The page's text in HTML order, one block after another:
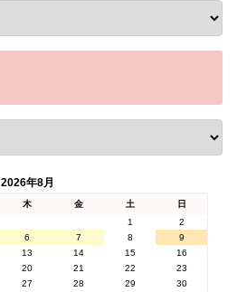
2026年8月
木 金 土
日
1
2
6 7 8
9
13 14 15
16
20 21 22
23
27 28 29
30